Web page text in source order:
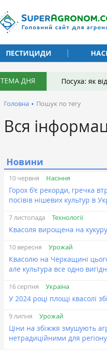
ПЕСТИЦИДИ
ТЕМА ДНЯ Посуха: як
Головна • Пошук по тегу
Вся
Новини
10 червня Насіння
Горох б'є рекорди, гречка
посівів нішевих культур в
7 листопада Технології
Квасоля вирощена на
10 вересня Урожай
Квасолю на Черкащині
але культура все одно
16 серпня Україна
У 2024 році площі квасолі
9 липня Урожай
Ціни на збіжжя змушують
нетрадиційними для